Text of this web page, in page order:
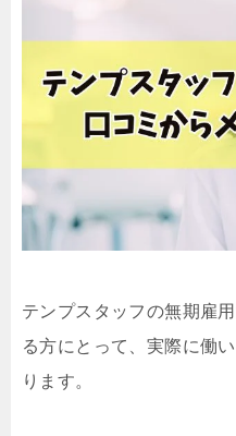
テンプスタッフの無期雇
る方にとって、実際に働
ります。